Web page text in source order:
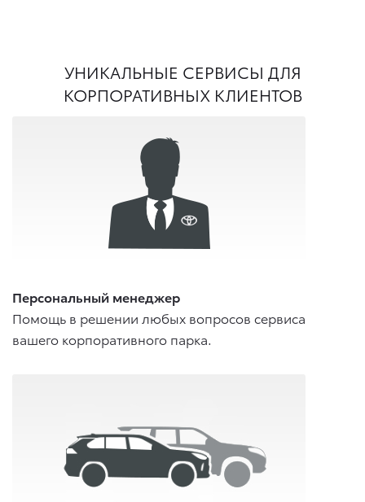
УНИКАЛЬНЫЕ СЕРВИСЫ ДЛЯ
КОРПОРАТИВНЫХ КЛИЕНТОВ
Персональный менеджер
Помощь в решении любых вопросов сервиса
вашего корпоративного парка.